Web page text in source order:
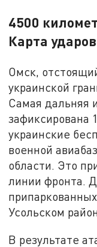
4500
Карта
Омск,
украинской
Самая дальняя
зафиксирована
украинские
военной
области. Это
линии фронта.
Усольском
В результате